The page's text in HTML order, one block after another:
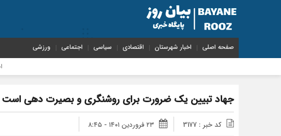
صفحه اصلی اخبار شهرستان اقتصادی سیاسی اجتماعی ورزشی
اختصاص ۱۰۰ میلیارد ریال برای پرداخت بدهی‌های دارویی و ارتقای حوزه سلامت پلدختر
جهاد تبیین یک ضرورت برای روشنگری و بصیرت دهی است
کد خبر : 3177 ۲۳ فروردین ۱۴۰۱ - ۸:۴۵